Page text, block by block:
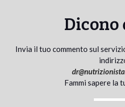
Dicono
Invia il tuo commento sul
dr@
Fammi sapere la